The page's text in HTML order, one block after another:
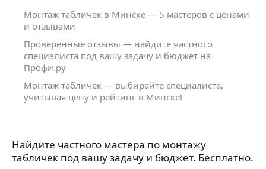
Монтаж табличек в Минске — 5 мастеров с ценами
и отзывами
Проверенные отзывы — найдите частного
специалиста под вашу задачу и бюджет на
Профи.ру
Монтаж табличек — выбирайте специалиста,
учитывая цену и рейтинг в Минске!
Найдите частного мастера по монтажу
табличек под вашу задачу и бюджет. Бесплатно.